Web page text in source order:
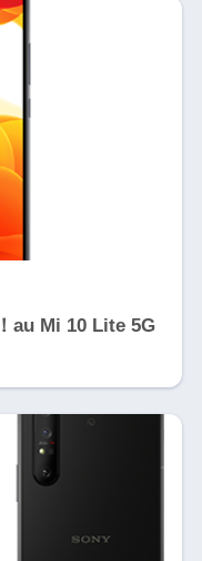
au Mi 10 Lite 5G